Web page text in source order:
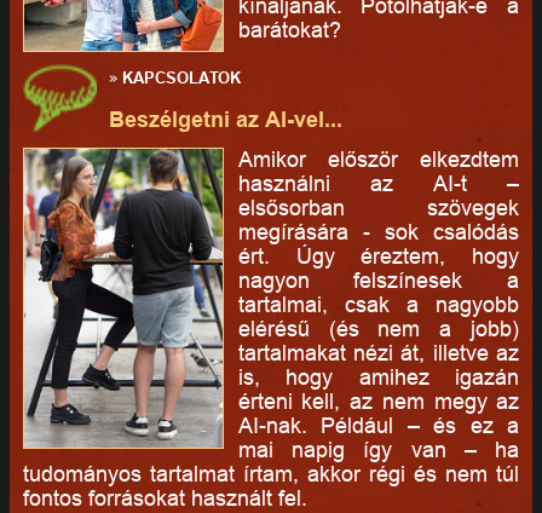
kínáljanak. Pótolhatják-e a
barátokat?
» KAPCSOLATOK
Beszélgetni az AI-vel...
Amikor először elkezdtem
használni az AI-t –
elsősorban szövegek
megírására - sok csalódás
ért. Úgy éreztem, hogy
nagyon felszínesek a
tartalmai, csak a nagyobb
elérésű (és nem a jobb)
tartalmakat nézi át, illetve az
is, hogy amihez igazán
érteni kell, az nem megy az
AI-nak. Például – és ez a
mai napig így van – ha
tudományos tartalmat írtam, akkor régi és nem túl
fontos forrásokat használt fel.